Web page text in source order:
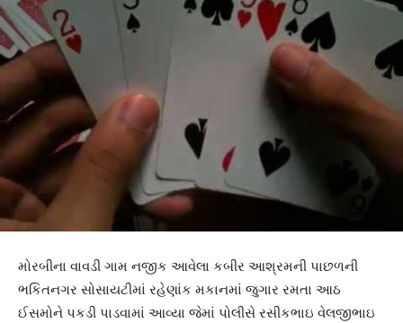
મોરબીના વાવડી ગામ નજીક આવેલા કબીર આશ્રમની પાછળની
ભકિતનગર સોસાયટીમાં રહેણાંક મકાનમાં જુગાર રમતા આઠ
ઈસમોને પકડી પાડવામાં આવ્યા જેમાં પોલીસે રસીકભાઇ વેલજીભાઇ